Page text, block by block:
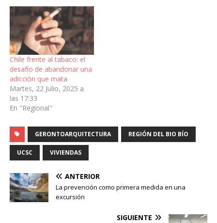
Chile frente al tabaco: el
desafío de abandonar una
adicción que mata
Martes, 22 Julio, 2025 a
las 17:33
En "Regional"
GERONTOARQUITECTURA REGIÓN DEL BIO BÍO
UCSC VIVIENDAS
ANTERIOR
La prevención como primera medida en una
excursión
SIGUIENTE